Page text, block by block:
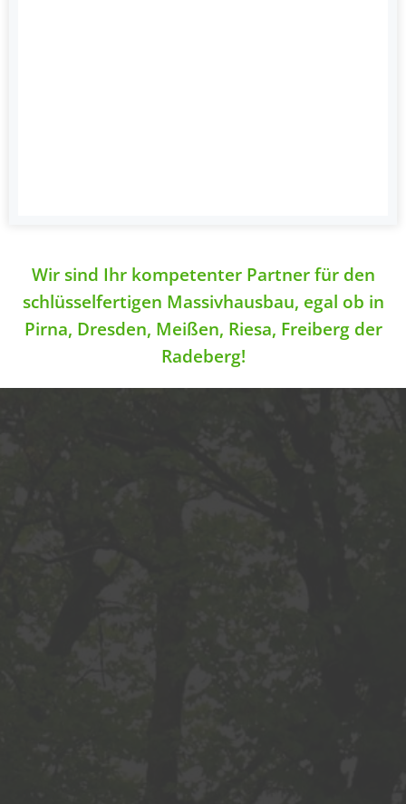
Wir sind Ihr kompetenter Partner für den
schlüsselfertigen Massivhausbau, egal ob in
Pirna, Dresden, Meißen, Riesa, Freiberg der
Radeberg!